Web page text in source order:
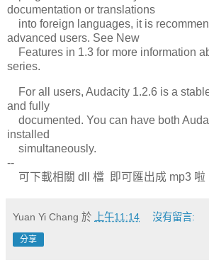
documentation or translations
into foreign languages, it is
advanced users. See New
Features in 1.3 for more information
series.
For all users, Audacity 1.2.6 is a
and fully
documented. You can have both
installed
simultaneously.
--
可下載相關 dll 檔 即可匯出成 mp3 啦
Yuan Yi Chang 於 上午11:14 沒有留言:
分享